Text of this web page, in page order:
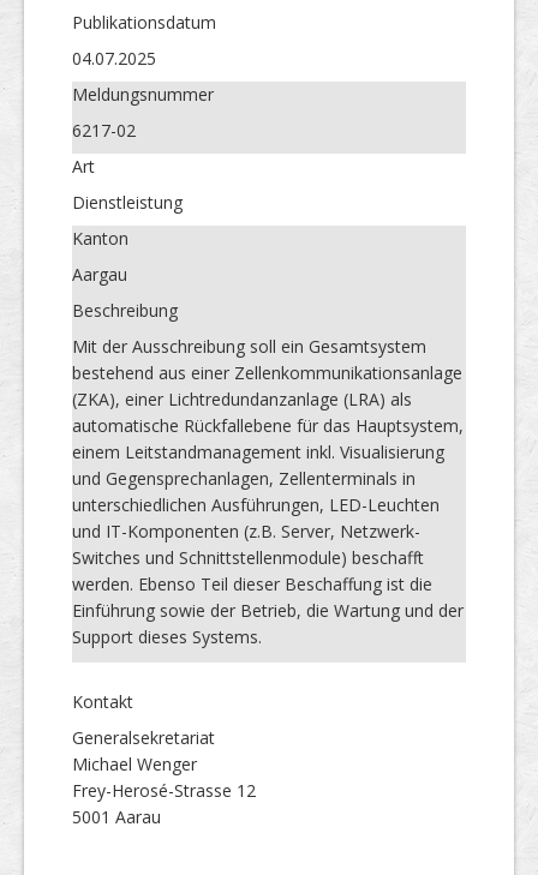
Publikations­datum
04.07.2025
Meldungs­nummer
6217-02
Art
Dienstleistung
Kanton
Aargau
Beschreibung
Mit der Ausschreibung soll ein Gesamtsystem
bestehend aus einer Zellenkommunikationsanlage
(ZKA), einer Lichtredundanzanlage (LRA) als
automatische Rückfallebene für das Hauptsystem,
einem Leitstandmanagement inkl. Visualisierung
und Gegensprechanlagen, Zellenterminals in
unterschiedlichen Ausführungen, LED-Leuchten
und IT-Komponenten (z.B. Server, Netzwerk-
Switches und Schnittstellenmodule) beschafft
werden. Ebenso Teil dieser Beschaffung ist die
Einführung sowie der Betrieb, die Wartung und der
Support dieses Systems.
Kontakt
Generalsekretariat
Michael Wenger
Frey-Herosé-Strasse 12
5001 Aarau